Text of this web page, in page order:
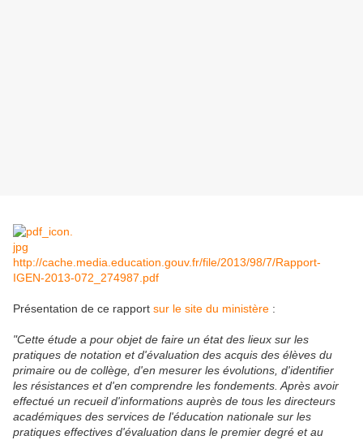
http://cache.media.education.gouv.fr/file/2013/98/7/Rapport-
IGEN-2013-072_274987.pdf
Présentation de ce rapport sur le site du ministère :
"Cette étude a pour objet de faire un état des lieux sur les
pratiques de notation et d'évaluation des acquis des élèves du
primaire ou de collège, d'en mesurer les évolutions, d'identifier
les résistances et d'en comprendre les fondements. Après avoir
effectué un recueil d'informations auprès de tous les directeurs
académiques des services de l'éducation nationale sur les
pratiques effectives d'évaluation dans le premier degré et au